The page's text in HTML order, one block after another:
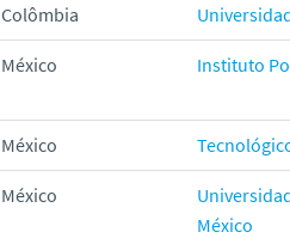
Colômbia
México Instituto
México
México
México